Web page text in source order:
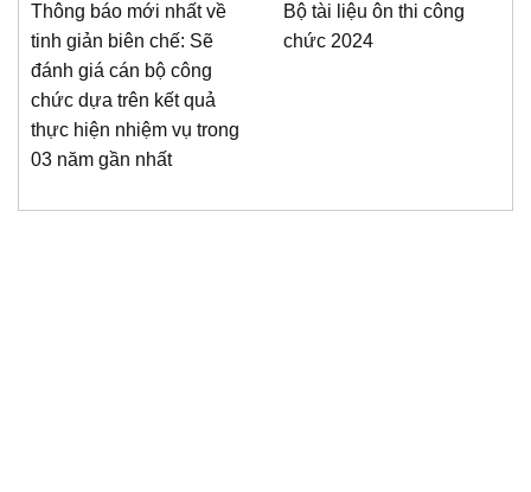
Thông báo mới nhất về
tinh giản biên chế: Sẽ
đánh giá cán bộ công
chức dựa trên kết quả
thực hiện nhiệm vụ trong
03 năm gần nhất
Bộ tài liệu ôn thi công
chức 2024